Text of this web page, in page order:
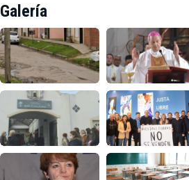
Galería